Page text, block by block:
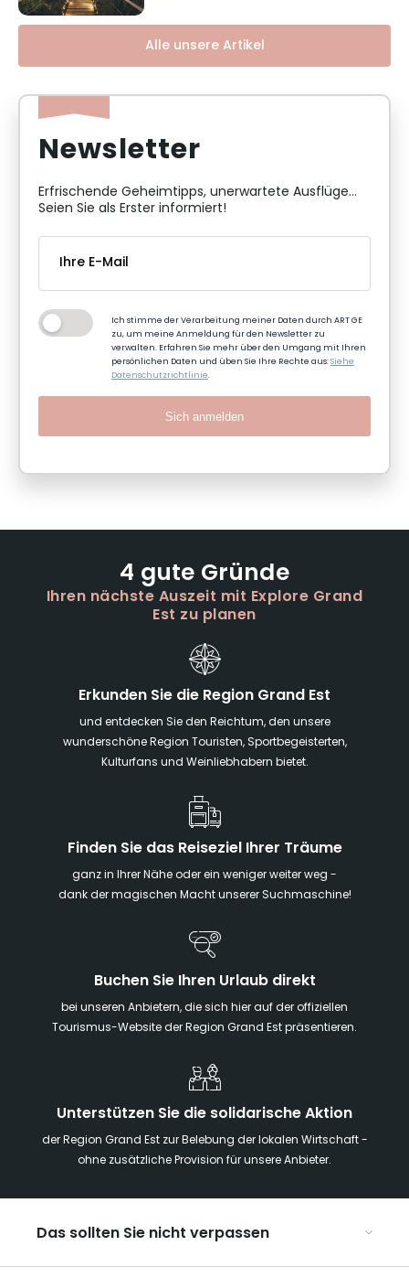
Alle unsere Artikel
Newsletter
Erfrischende Geheimtipps, unerwartete Ausflüge...
Seien Sie als Erster informiert!
Ich stimme der Verarbeitung meiner Daten durch ART GE
zu, um meine Anmeldung für den Newsletter zu
verwalten. Erfahren Sie mehr über den Umgang mit Ihren
persönlichen Daten und üben Sie Ihre Rechte aus:Siehe
Datenschutzrichtlinie.
Sich anmelden
4 gute Gründe
Ihren nächste Auszeit mit Explore Grand
Est zu planen
Erkunden Sie die Region Grand Est
und entdecken Sie den Reichtum, den unsere
wunderschöne Region Touristen, Sportbegeisterten,
Kulturfans und Weinliebhabern bietet.
Finden Sie das Reiseziel Ihrer Träume
ganz in Ihrer Nähe oder ein weniger weiter weg -
dank der magischen Macht unserer Suchmaschine!
Buchen Sie Ihren Urlaub direkt
bei unseren Anbietern, die sich hier auf der offiziellen
Tourismus-Website der Region Grand Est präsentieren.
Unterstützen Sie die solidarische Aktion
der Region Grand Est zur Belebung der lokalen Wirtschaft -
ohne zusätzliche Provision für unsere Anbieter.
Das sollten Sie nicht verpassen